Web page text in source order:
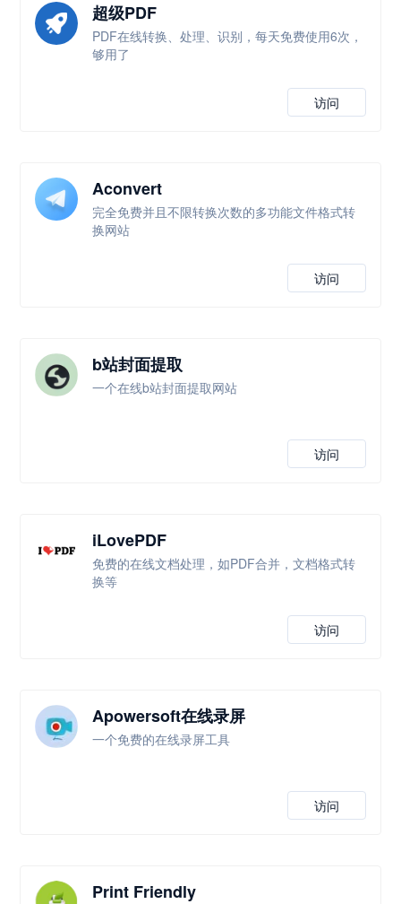
超级PDF
PDF在线转换、处理、识别，每天免费使用6次，
够用了
访问
Aconvert
完全免费并且不限转换次数的多功能文件格式转
换网站
访问
b站封面提取
一个在线b站封面提取网站
访问
iLovePDF
免费的在线文档处理，如PDF合并，文档格式转
换等
访问
Apowersoft在线录屏
一个免费的在线录屏工具
访问
Print Friendly